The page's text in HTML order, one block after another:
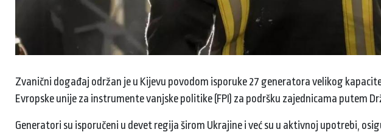
Zvanični događaj održan je u Kijevu povodom isporuke 27 generatora velikog
Evropske unije za instrumente vanjske politike (FPI) za podršku zajednicama putem
Generatori su isporučeni u devet regija širom Ukrajine i već su u aktivnoj upotrebi,